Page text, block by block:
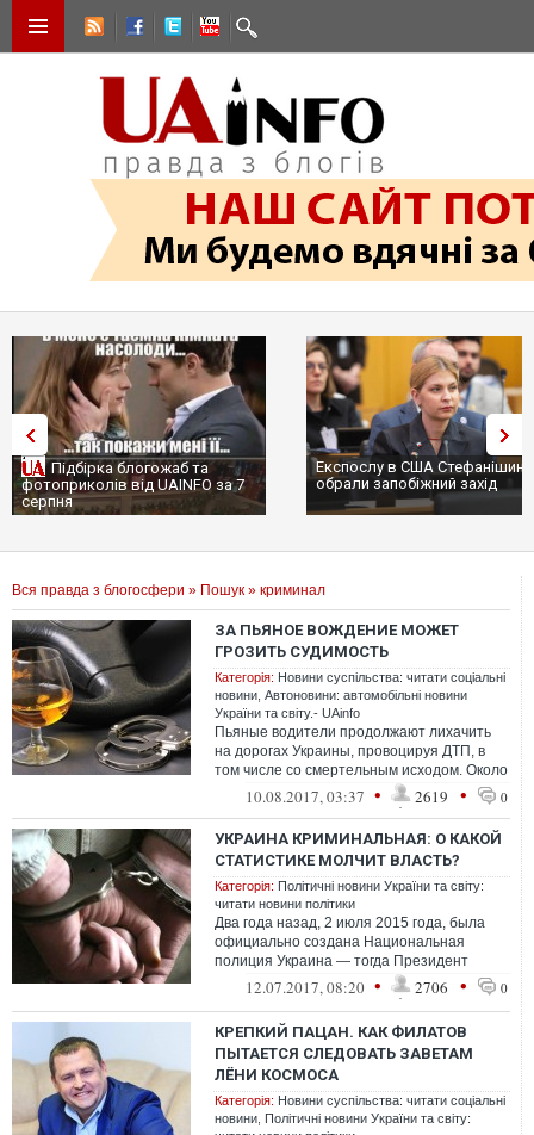
Підбірка блогожаб та
фотоприколів від UAINFO за 7
серпня
Експослу в США
обрали запобіжний захід
Вся правда з блогосфери » Пошук » криминал
ЗА ПЬЯНОЕ ВОЖДЕНИЕ МОЖЕТ
ГРОЗИТЬ СУДИМОСТЬ
Категорія: Новини суспільства: читати соціальні
новини Автоновини: автомобільні новини
України та світу.- UAinfo
Пьяные водители продолжают лихачить
на дорогах Украины, провоцируя ДТП, в
том числе со смертельным исходом. Около
года назад вступил в силу закон об у...
10.08.2017, 03:37 • 2619 • 0
УКРАИНА КРИМИНАЛЬНАЯ: О КАКОЙ
СТАТИСТИКЕ МОЛЧИТ ВЛАСТЬ?
Категорія: Політичні новини України та світу:
читати новини політики
Два года назад, 2 июля 2015 года, была
официально создана Национальная
полиция Украина — тогда Президент
подписал соответствующий закон.
12.07.2017, 08:20 • 2706 • 0
КРЕПКИЙ ПАЦАН. КАК ФИЛАТОВ
ПЫТАЕТСЯ СЛЕДОВАТЬ ЗАВЕТАМ
ЛЁНИ КОСМОСА
Категорія: Новини суспільства: читати соціальні
новини Політичні новини України та світу: